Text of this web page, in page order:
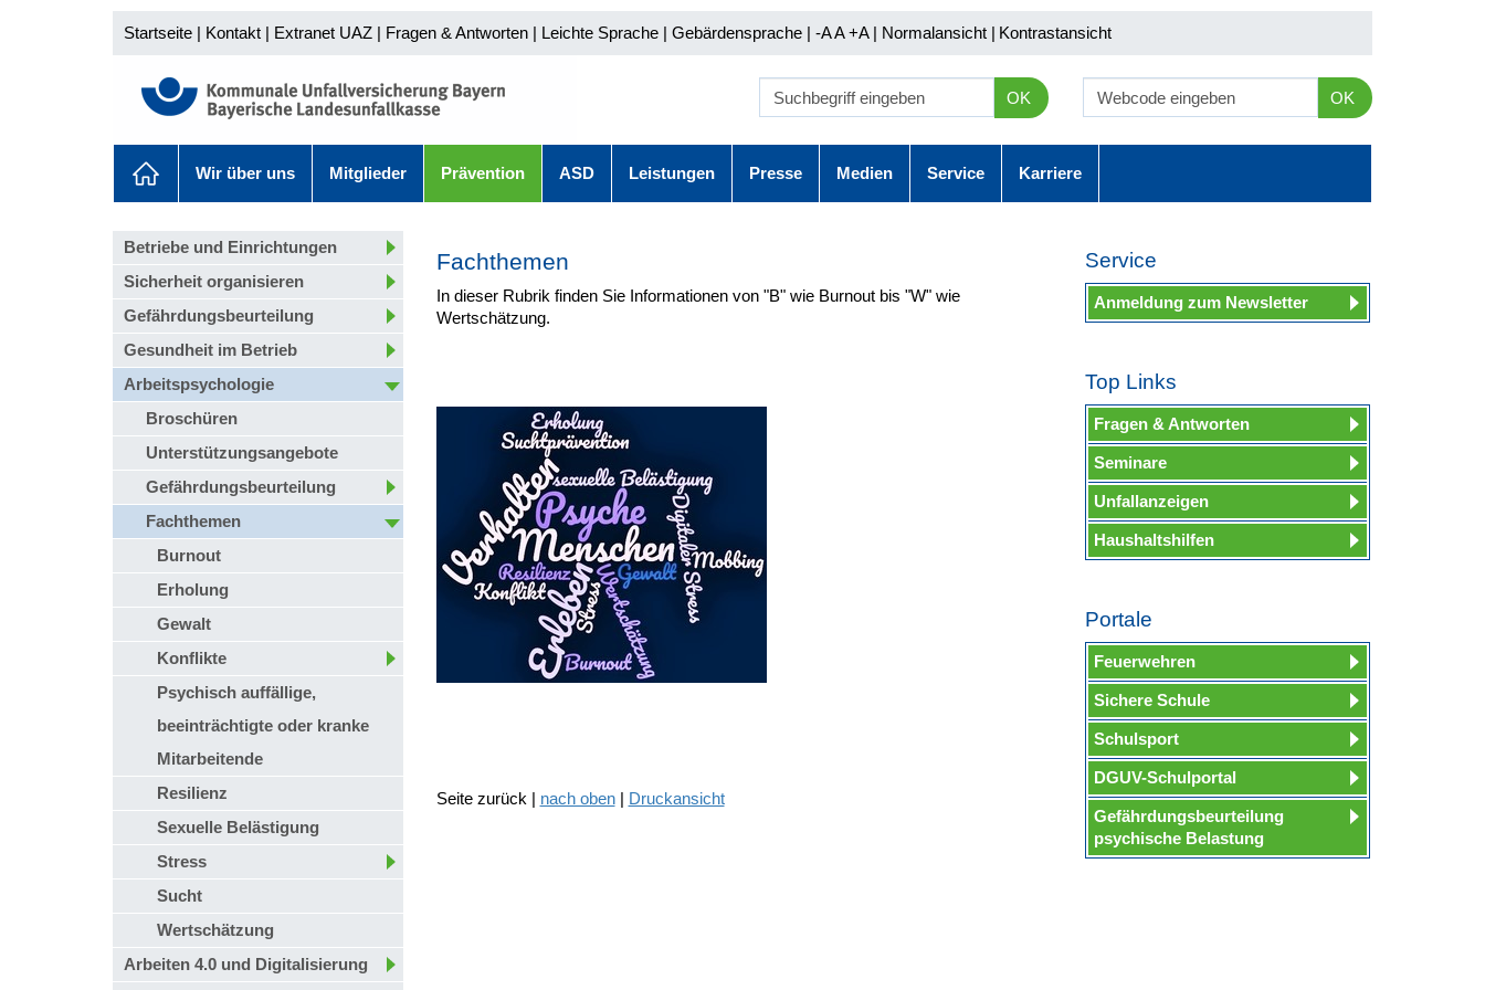
Startseite | Kontakt | Extranet UAZ | Fragen & Antworten | Leichte Sprache | Gebärdensprache | -A A+A | Normalansicht | Kontrastansicht
OK OK
Wir über uns Mitglieder Prävention ASD Leistungen Presse Medien Service Karriere
Betriebe und Einrichtungen
Sicherheit organisieren
Gefährdungsbeurteilung
Gesundheit im Betrieb
Arbeitspsychologie
Broschüren
Unterstützungsangebote
Gefährdungsbeurteilung
Fachthemen
Burnout
Erholung
Gewalt
Konflikte
Psychisch auffällige,
beeinträchtigte oder kranke
Mitarbeitende
Resilienz
Sexuelle Belästigung
Stress
Sucht
Wertschätzung
Arbeiten 4.0 und Digitalisierung
Fachthemen
In dieser Rubrik finden Sie Informationen von "B" wie Burnout bis "W" wie
Wertschätzung.
Seite zurück | nach oben| Druckansicht
Service
Anmeldung zum Newsletter
Top Links
Fragen & Antworten
Seminare
Unfallanzeigen
Haushaltshilfen
Portale
Feuerwehren
Sichere Schule
Schulsport
DGUV-Schulportal
Gefährdungsbeurteilung
psychische Belastung